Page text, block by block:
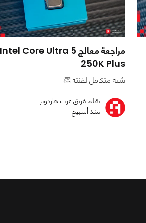
مراجعة معالج Intel Core Ultra 5
250K Plus
شبه متكامل لفئته 👏
بقلم فريق عرب هاردوير
منذ أسبوع